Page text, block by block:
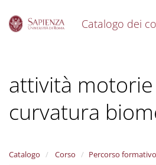
Catalogo dei
Scienze e
attività motorie
curvatura
Catalogo Corso Percorso formativo